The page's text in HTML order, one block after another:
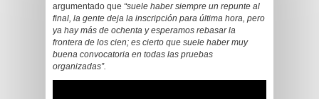
argumentado que “suele haber siempre un repunte al
final, la gente deja la inscripción para última hora, pero
ya hay más de ochenta y esperamos rebasar la
frontera de los cien; es cierto que suele haber muy
buena convocatoria en todas las pruebas
organizadas”.